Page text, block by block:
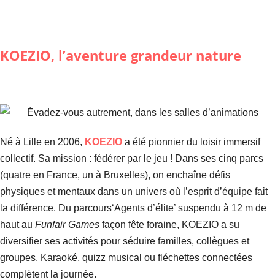
KOEZIO, l’aventure grandeur nature
Né à Lille en 2006, KOEZIO a été pionnier du loisir immersif
collectif. Sa mission : fédérer par le jeu ! Dans ses cinq parcs
(quatre en France, un à Bruxelles), on enchaîne défis
physiques et mentaux dans un univers où l’esprit d’équipe fait
la différence. Du parcours‘Agents d’élite’ suspendu à 12 m de
haut au Funfair Games façon fête foraine, KOEZIO a su
diversifier ses activités pour séduire familles, collègues et
groupes. Karaoké, quizz musical ou fléchettes connectées
complètent la journée.